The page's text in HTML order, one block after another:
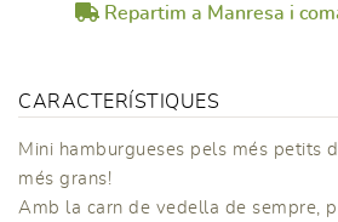
Repartim a Manresa i
CARACTERÍSTIQUES
Mini hamburgueses pels més petits
més grans!
Amb la carn de vedella de sempre,